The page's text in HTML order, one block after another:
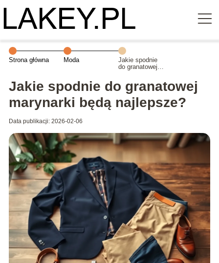
Strona główna Moda
Jakie spodnie
do granatowej
Jakie spodnie do granatowej
marynarki będą najlepsze?
Data publikacji: 2026-02-06